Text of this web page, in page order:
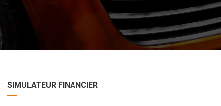
SIMULATEUR FINANCIER